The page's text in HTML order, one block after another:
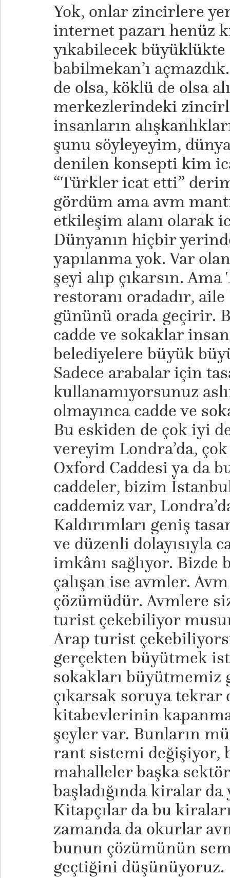
Yok, onlar zincirlere
internet pazarı henüz
yıkabilecek büyüklükte
babilmekan’ı
de olsa, köklü de olsa
merkezlerindeki
insanların
şunu söyleyeyim,
denilen konsepti kim
“Türkler icat etti”
gördüm ama avm
etkileşim alanı olarak
Dünyanın hiçbir
yapılanma yok. Var
şeyi alıp çıkarsın.
restoranı oradadır,
gününü orada geçirir.
cadde ve sokaklar
belediyelere büyük
Sadece arabalar için
kullanamıyorsunuz
olmayınca cadde ve
Bu eskiden de çok iyi
vereyim Londra’da,
Oxford Caddesi ya da
caddeler, bizim
caddemiz var,
Kaldırımları geniş
ve düzenli dolayısıyla
imkânı sağlıyor.
çalışan ise avmler.
çözümüdür. Avmlere
turist çekebiliyor
Arap turist
gerçekten büyütmek
sokakları büyütmemiz
çıkarsak soruya tekrar
kitabevlerinin
şeyler var. Bunların
rant sistemi değişiyor,
mahalleler başka
başladığında kiralar
Kitapçılar da bu
zamanda da okurlar
bunun çözümünün
geçtiğini düşünüyoruz.